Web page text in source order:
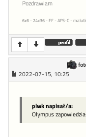
Pozdrawiam
6x6 - 24x36 - FF - APS-C -
2022-07-15, 10:25
plwk napisał/a:
Olympus